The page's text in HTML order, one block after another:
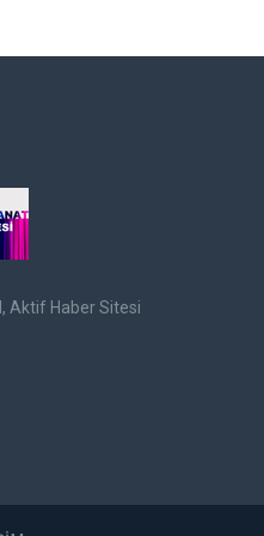
Aktif Haber Sitesi